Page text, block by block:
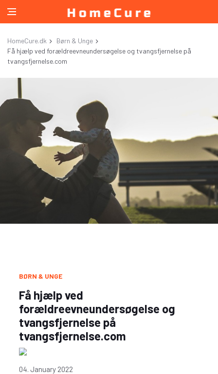
HomeCure.dk
Børn & Unge
Få hjælp ved forældreevneundersøgelse og tvangsfjernelse på
tvangsfjernelse.com
BØRN & UNGE
Få hjælp ved
forældreevneundersøgelse og
tvangsfjernelse på
tvangsfjernelse.com
04. January 2022